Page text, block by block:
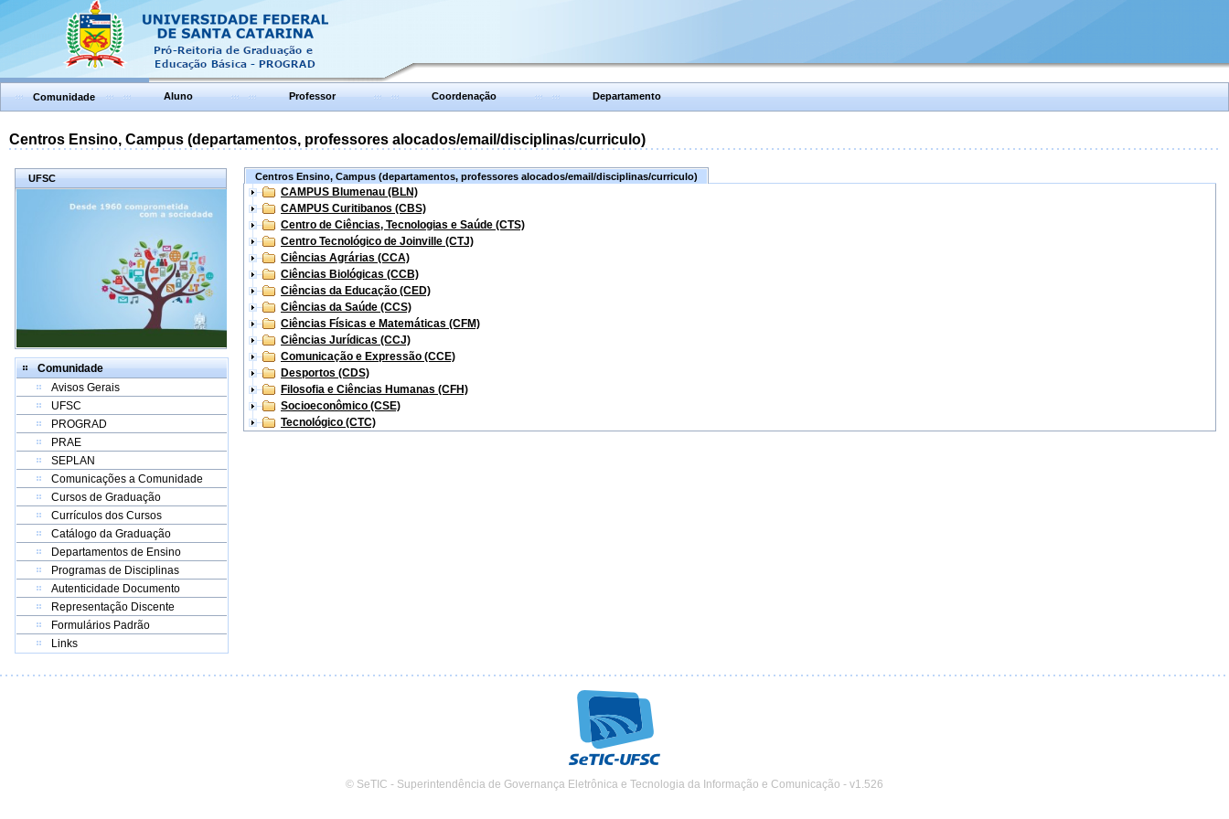
Comunidade Aluno Professor Coordenação Departamento
Centros Ensino, Campus (departamentos, professores alocados/email/disciplinas/curriculo)
UFSC
Comunidade
Avisos Gerais
UFSC
PROGRAD
PRAE
SEPLAN
Comunicações a Comunidade
Cursos de Graduação
Currículos dos Cursos
Catálogo da Graduação
Departamentos de Ensino
Programas de Disciplinas
Autenticidade Documento
Representação Discente
Formulários Padrão
Links
Centros Ensino, Campus (departamentos, professores alocados/email/disciplinas/curriculo)
CAMPUS Blumenau (BLN)
CAMPUS Curitibanos (CBS)
Centro de Ciências, Tecnologias e Saúde (CTS)
Centro Tecnológico de Joinville (CTJ)
Ciências Agrárias (CCA)
Ciências Biológicas (CCB)
Ciências da Educação (CED)
Ciências da Saúde (CCS)
Ciências Físicas e Matemáticas (CFM)
Ciências Jurídicas (CCJ)
Comunicação e Expressão (CCE)
Desportos (CDS)
Filosofia e Ciências Humanas (CFH)
Socioeconômico (CSE)
Tecnológico (CTC)
© SeTIC - Superintendência de Governança Eletrônica e Tecnologia da Informação e Comunicação - v1.526